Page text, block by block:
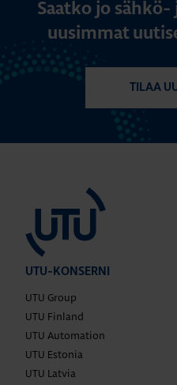
Saatko jo sähkö-
uusimmat
TILAA
UTU-KONSERNI
UTU Group
UTU Finland
UTU Automation
UTU Estonia
UTU Latvia